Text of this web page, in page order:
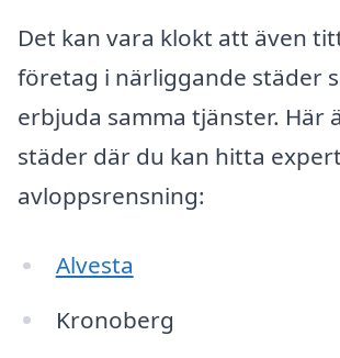
Det kan vara klokt att även
företag i närliggande städer
erbjuda samma tjänster. Här
städer där du kan hitta
avloppsrensning:
Alvesta
Kronoberg